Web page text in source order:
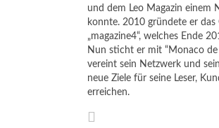
Hotelstrukturen bestimmen die Gäste ihren
Das Frühstück wird zur individuell
Chalet serviert – regional, hochwertig und
Tag beginnt nicht im Speisesaal, sondern im
und dem Leo Magazin einem
konnte. 2010 gründete er das
„magazine4“, welches Ende
Nun sticht er mit “Monaco de
vereint sein Netzwerk und
neue Ziele für seine Leser,
erreichen.